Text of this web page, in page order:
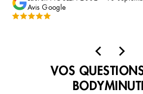
!! Je reviendrai.
Avis Google
VOS